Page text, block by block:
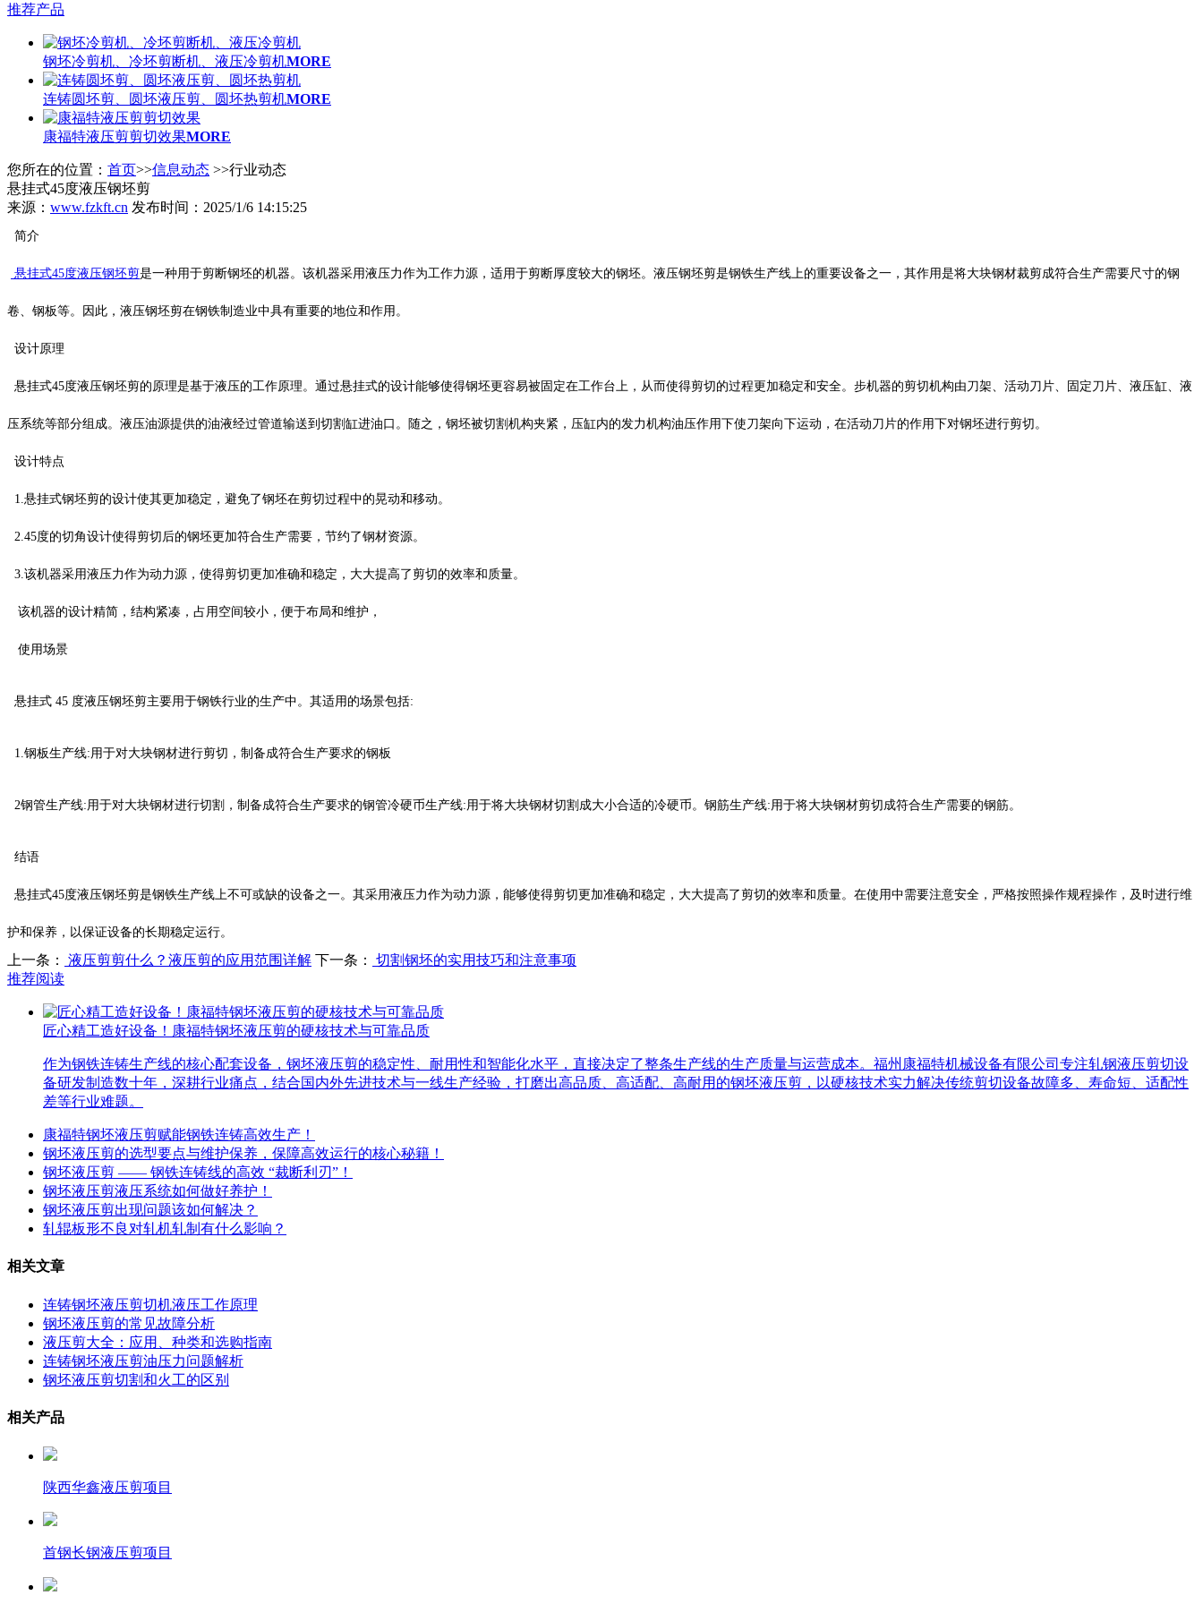
推荐产品
钢坯冷剪机、冷坯剪断机、液压冷剪机MORE
连铸圆坯剪、圆坯液压剪、圆坯热剪机MORE
康福特液压剪剪切效果MORE
您所在的位置： 首页>>信息动态 >>行业动态
悬挂式45度液压钢坯剪
来源： www.fzkft.cn 发布时间：2025/1/6 14:15:25
简介
悬挂式45度液压钢坯剪是一种用于剪断钢坯的机器。该机器采用液压力作为工作力源，适用于剪断厚度较大的钢坯。液压钢坯剪是钢铁生产线上的重要设备之一，其作用是将大块钢材裁剪成符合生产需要尺寸的钢
卷、钢板等。因此，液压钢坯剪在钢铁制造业中具有重要的地位和作用。
设计原理
悬挂式45度液压钢坯剪的原理是基于液压的工作原理。通过悬挂式的设计能够使得钢坯更容易被固定在工作台上，从而使得剪切的过程更加稳定和安全。步机器的剪切机构由刀架、活动刀片、固定刀片、液压缸、液
压系统等部分组成。液压油源提供的油液经过管道输送到切割缸进油口。随之，钢坯被切割机构夹紧，压缸内的发力机构油压作用下使刀架向下运动，在活动刀片的作用下对钢坯进行剪切。
设计特点
1.悬挂式钢坯剪的设计使其更加稳定，避免了钢坯在剪切过程中的晃动和移动。
2.45度的切角设计使得剪切后的钢坯更加符合生产需要，节约了钢材资源。
3.该机器采用液压力作为动力源，使得剪切更加准确和稳定，大大提高了剪切的效率和质量。
该机器的设计精简，结构紧凑，占用空间较小，便于布局和维护，
使用场景
悬挂式 45 度液压钢坯剪主要用于钢铁行业的生产中。其适用的场景包括:
1.钢板生产线:用于对大块钢材进行剪切，制备成符合生产要求的钢板
2钢管生产线:用于对大块钢材进行切割，制备成符合生产要求的钢管冷硬币生产线:用于将大块钢材切割成大小合适的冷硬币。钢筋生产线:用于将大块钢材剪切成符合生产需要的钢筋。
结语
悬挂式45度液压钢坯剪是钢铁生产线上不可或缺的设备之一。其采用液压力作为动力源，能够使得剪切更加准确和稳定，大大提高了剪切的效率和质量。在使用中需要注意安全，严格按照操作规程操作，及时进行维
护和保养，以保证设备的长期稳定运行。
上一条： 液压剪剪什么？液压剪的应用范围详解 下一条：
切割钢坯的实用技巧和注意事项
推荐阅读
匠心精工造好设备！康福特钢坯液压剪的硬核技术与可靠品质
作为钢铁连铸生产线的核心配套设备，钢坯液压剪的稳定性、耐用性和智能化水平，直接决定了整条生产线的生产质量与运营成本。福州康福特机械设备有限公司专注轧钢液压剪切设
备研发制造数十年，深耕行业痛点，结合国内外先进技术与一线生产经验，打磨出高品质、高适配、高耐用的钢坯液压剪，以硬核技术实力解决传统剪切设备故障多、寿命短、适配性
差等行业难题。
康福特钢坯液压剪赋能钢铁连铸高效生产！
钢坯液压剪的选型要点与维护保养，保障高效运行的核心秘籍！
钢坯液压剪 —— 钢铁连铸线的高效 “裁断利刃”！
钢坯液压剪液压系统如何做好养护！
钢坯液压剪出现问题该如何解决？
轧辊板形不良对轧机轧制有什么影响？
相关文章
连铸钢坯液压剪切机液压工作原理
钢坯液压剪的常见故障分析
液压剪大全：应用、种类和选购指南
连铸钢坯液压剪油压力问题解析
钢坯液压剪切割和火工的区别
相关产品
陕西华鑫液压剪项目
首钢长钢液压剪项目